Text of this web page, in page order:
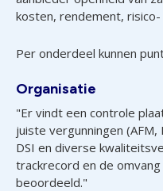
kosten, rendement,
Per onderdeel kunnen
Organisatie
"Er vindt een controle
juiste vergunningen
DSI en diverse
trackrecord en de
beoordeeld."